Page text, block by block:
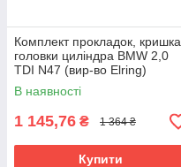
Комплект прокладок, кришка
головки циліндра BMW 2,0
TDI N47 (вир-во Elring)
В наявності
1 145,76 ₴ 1 364 ₴
Купити